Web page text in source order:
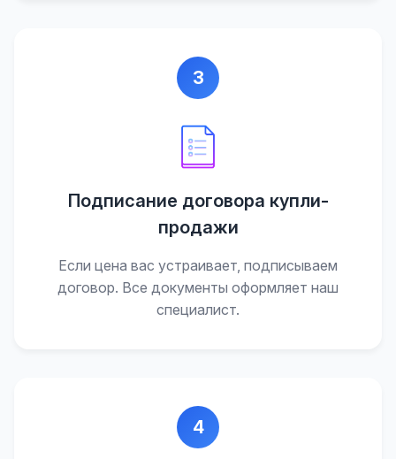
3
Подписание договора купли-
продажи
Если цена вас устраивает, подписываем
договор. Все документы оформляет наш
специалист.
4